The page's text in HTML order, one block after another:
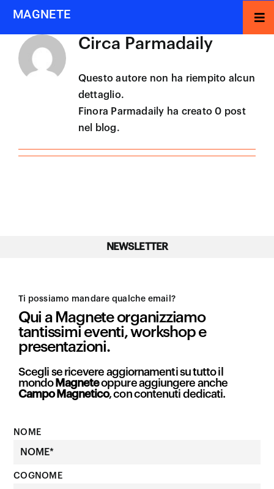
contenuto
MAGNETE
MISSION
PROGETTI
AFFITTA GLI SPAZI
Circa Parmadaily
Questo autore non ha riempito alcun
dettaglio.
Finora Parmadaily ha creato 0 post
nel blog.
NEWSLETTER
Ti possiamo mandare qualche email?
Qui a Magnete organizziamo
tantissimi eventi, workshop e
presentazioni.
Scegli se ricevere aggiornamenti su tutto il
mondo Magneteoppure aggiungere anche
Campo Magnetico, con contenuti dedicati.
NOME
COGNOME